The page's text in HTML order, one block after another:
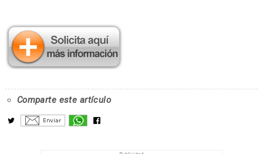
Comparte este artículo